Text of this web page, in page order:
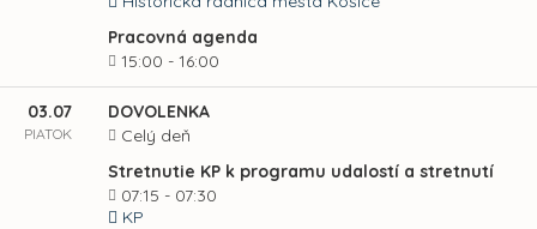
Pracovná agenda
15:00 - 16:00
03.07
PIATOK
DOVOLENKA
Celý deň
Stretnutie KP k programu udalostí a stretnutí
07:15 - 07:30
KP